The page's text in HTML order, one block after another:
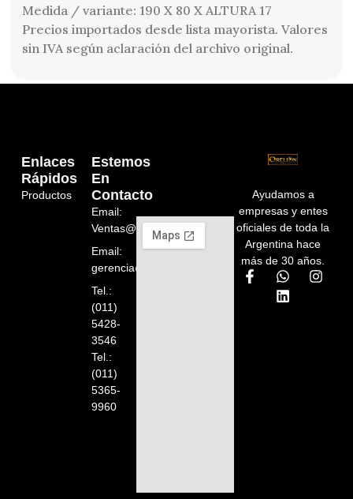
Medida / variante: 190 X 80 X ALTURA 17
Precios importados desde lista mayorista. Valores
sin IVA según aclaración del archivo original.
Ayudamos a
empresas y entes
oficiales de toda la
Argentina hace
más de 30 años.
Enlaces
Rápidos
Productos
Estemos
En
Contacto
Email:
Ventas@orelion.com.ar
Email:
gerencia@orelion.com.ar
Tel.:
(011)
5428-
3546
Tel.:
(011)
5365-
9960